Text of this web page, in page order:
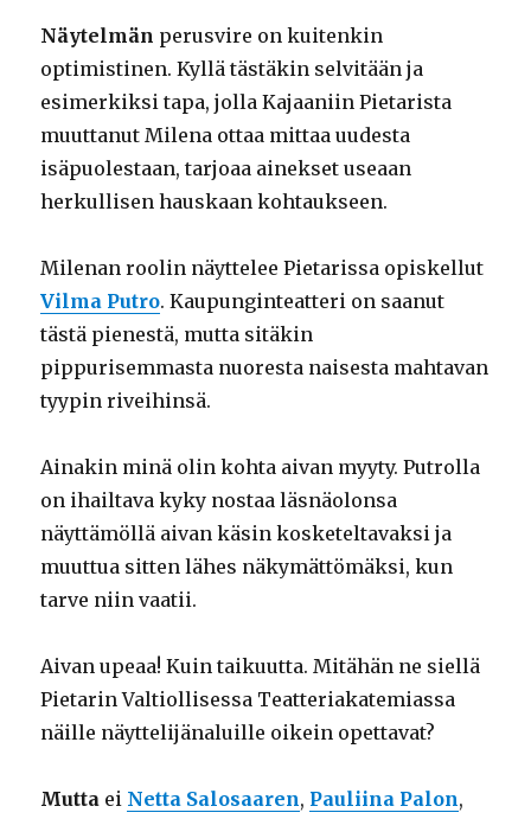
Näytelmän perusvire on kuitenkin
optimistinen. Kyllä tästäkin selvitään ja
esimerkiksi tapa, jolla Kajaaniin Pietarista
muuttanut Milena ottaa mittaa uudesta
isäpuolestaan, tarjoaa ainekset useaan
herkullisen hauskaan kohtaukseen.
Milenan roolin näyttelee Pietarissa opiskellut
Vilma Putro. Kaupunginteatteri on saanut
tästä pienestä, mutta sitäkin
pippurisemmasta nuoresta naisesta mahtavan
tyypin riveihinsä.
Ainakin minä olin kohta aivan myyty. Putrolla
on ihailtava kyky nostaa läsnäolonsa
näyttämöllä aivan käsin kosketeltavaksi ja
muuttua sitten lähes näkymättömäksi, kun
tarve niin vaatii.
Aivan upeaa! Kuin taikuutta. Mitähän ne siellä
Pietarin Valtiollisessa Teatteriakatemiassa
näille näyttelijänaluille oikein opettavat?
Mutta ei Netta Salosaaren, Pauliina Palon,